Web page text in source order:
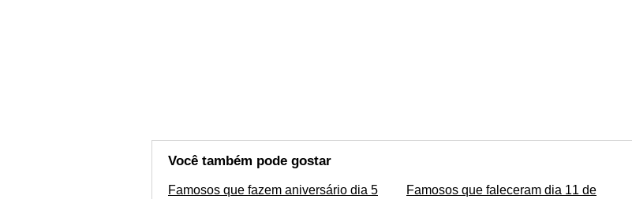
Você também pode gostar
Famosos que fazem aniversário dia 5
Famosos que faleceram dia 11 de